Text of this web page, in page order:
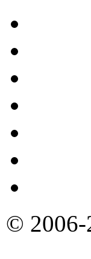
© 2006-